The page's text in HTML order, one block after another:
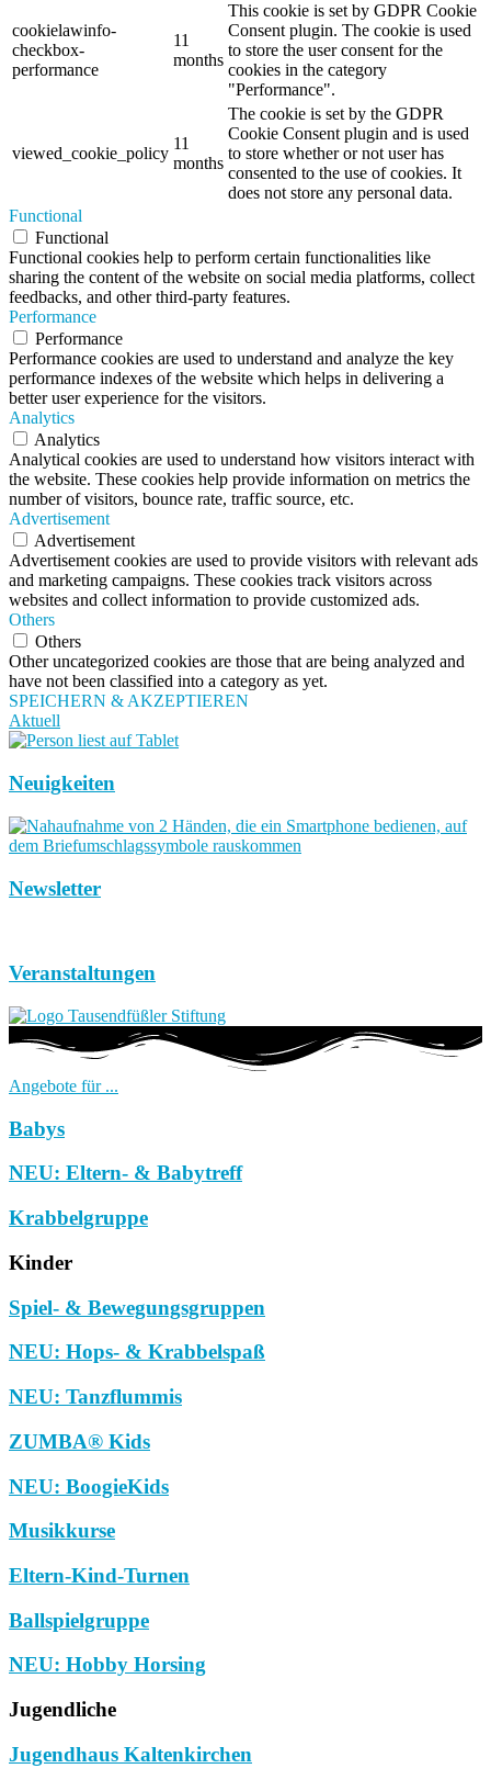
cookielawinfo-
checkbox-
performance
11
months
This cookie is set by GDPR Cookie
Consent plugin. The cookie is used
to store the user consent for the
cookies in the category
"Performance".
viewed_cookie_policy
11
months
The cookie is set by the GDPR
Cookie Consent plugin and is used
to store whether or not user has
consented to the use of cookies. It
does not store any personal data.
Functional
Functional
Functional cookies help to perform certain functionalities like
sharing the content of the website on social media platforms, collect
feedbacks, and other third-party features.
Performance
Performance
Performance cookies are used to understand and analyze the key
performance indexes of the website which helps in delivering a
better user experience for the visitors.
Analytics
Analytics
Analytical cookies are used to understand how visitors interact with
the website. These cookies help provide information on metrics the
number of visitors, bounce rate, traffic source, etc.
Advertisement
Advertisement
Advertisement cookies are used to provide visitors with relevant ads
and marketing campaigns. These cookies track visitors across
websites and collect information to provide customized ads.
Others
Others
Other uncategorized cookies are those that are being analyzed and
have not been classified into a category as yet.
SPEICHERN & AKZEPTIEREN
Aktuell
Neuigkeiten
Newsletter
Veranstaltungen
Angebote für ...
Babys
NEU: Eltern- & Babytreff
Krabbelgruppe
Kinder
Spiel- & Bewegungsgruppen
NEU: Hops- & Krabbelspaß
NEU: Tanzflummis
ZUMBA® Kids
NEU: BoogieKids
Musikkurse
Eltern-Kind-Turnen
Ballspielgruppe
NEU: Hobby Horsing
Jugendliche
Jugendhaus Kaltenkirchen